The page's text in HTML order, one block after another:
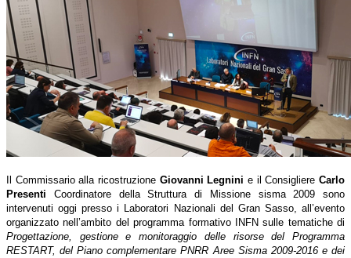
Il Commissario alla ricostruzione Giovanni Legninie il ConsigliereCarlo
Presenti Coordinatore della Struttura di Missione sisma 2009 sono
intervenuti oggi presso i Laboratori Nazionali del Gran Sasso, all’evento
organizzato nell’ambito del programma formativo INFN sulle tematiche di
Progettazione, gestione e monitoraggio delle risorse del Programma
RESTART, del Piano complementare PNRR Aree Sisma 2009-2016 e dei